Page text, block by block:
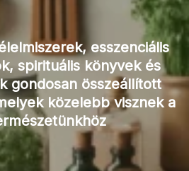
esszenciális
spirituális könyvek és
gondosan összeállított
közelebb visznek a